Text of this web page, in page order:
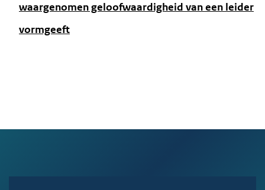
waargenomen geloofwaardigheid van een leider
vormgeeft